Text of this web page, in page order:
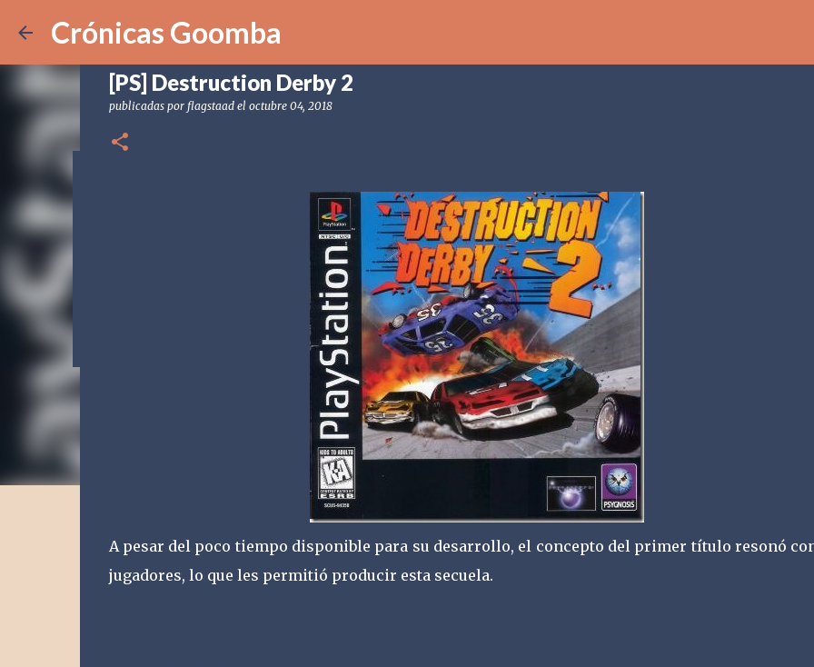
Crónicas Goomba
[POD] CG328 Shadow Labyrinth
julio 24, 2026 [POD] PODCAST [PS5] PLAYSTATION 5 2025 BANDAI NAMCO
[PS] Destruction Derby 2
publicadas por flagstaad el octubre 04, 2018
A pesar del poco tiempo disponible para su desarrollo, el concepto del primer título resonó
jugadores, lo que les permitió producir esta secuela.